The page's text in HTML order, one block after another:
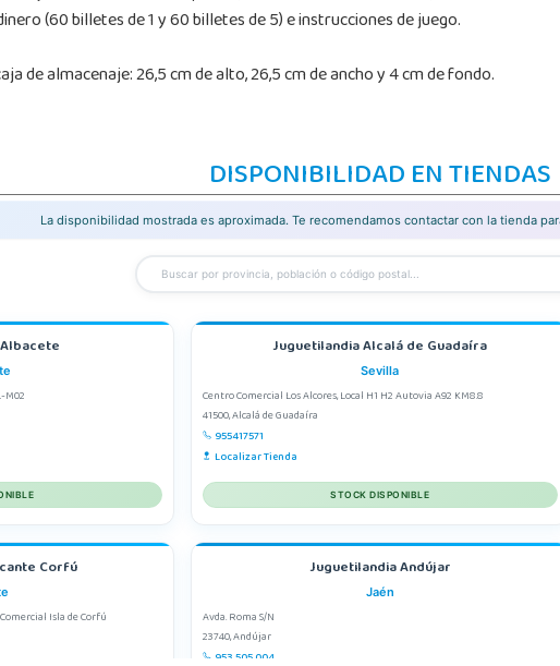
(60 billetes de 1 y 60 billetes de 5) e instrucciones de juego.
de almacenaje: 26,5 cm de alto, 26,5 cm de ancho y 4 cm de fondo.
DISPONIBILIDAD EN TIENDAS
La disponibilidad mostrada es aproximada. Te recomendamos contactar con la tienda
M02
Juguetilandia Alcalá de Guadaíra
Sevilla
Centro Comercial Los Alcores, Local H1 H2 Autovia A92 KM8.8
41500, Alcalá de Guadaíra
955417571
Localizar Tienda
STOCK DISPONIBLE
Corfú
Isla de Corfú
Juguetilandia Andújar
Jaén
Avda. Roma S/N
23740, Andújar
953 505 004